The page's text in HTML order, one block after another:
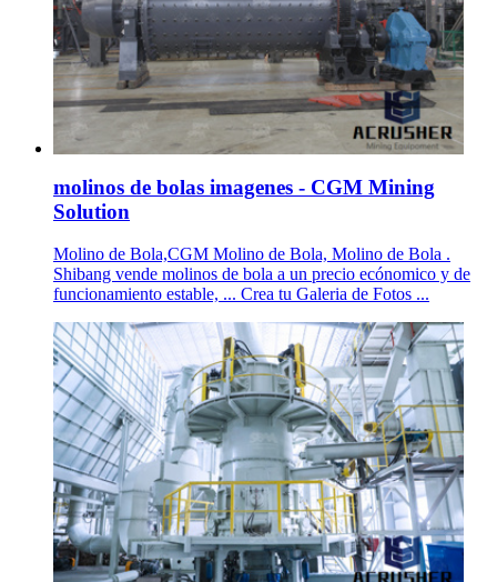
molinos de bolas imagenes - CGM Mining
Solution
Molino de Bola,CGM Molino de Bola, Molino de Bola .
Shibang vende molinos de bola a un precio ecónomico y de
funcionamiento estable, ... Crea tu Galeria de Fotos ...